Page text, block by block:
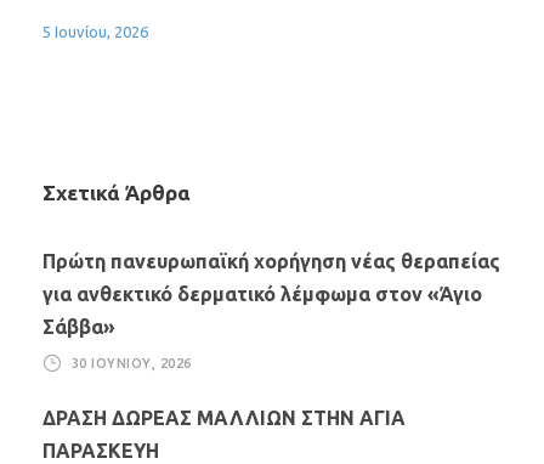
5 Ιουνίου, 2026
Σχετικά Άρθρα
Πρώτη πανευρωπαϊκή χορήγηση νέας θεραπείας
για ανθεκτικό δερματικό λέμφωμα στον «Άγιο
Σάββα»
30 ΙΟΥΝΊΟΥ, 2026
ΔΡΑΣΗ ΔΩΡΕΑΣ ΜΑΛΛΙΩΝ ΣΤΗΝ ΑΓΙΑ
ΠΑΡΑΣΚΕΥΗ